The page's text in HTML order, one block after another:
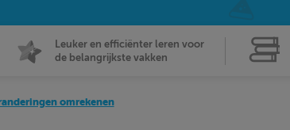
Leuker en efficiënter leren voor
de belangrijkste vakken
omrekenen